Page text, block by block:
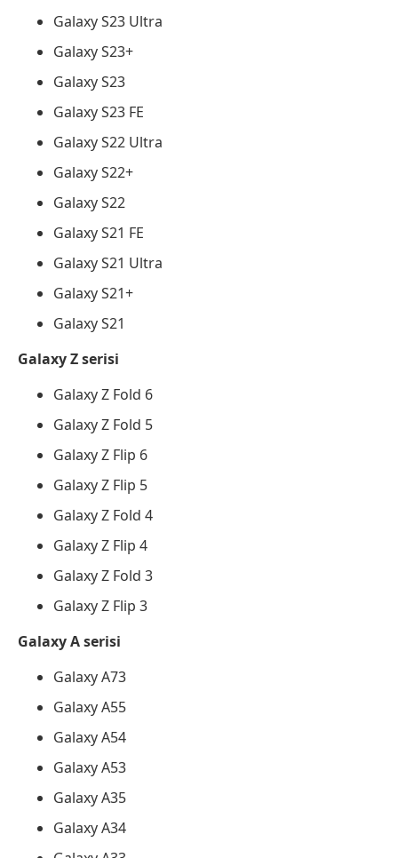
Galaxy S23 Ultra
Galaxy S23+
Galaxy S23
Galaxy S23 FE
Galaxy S22 Ultra
Galaxy S22+
Galaxy S22
Galaxy S21 FE
Galaxy S21 Ultra
Galaxy S21+
Galaxy S21
Galaxy Z serisi
Galaxy Z Fold 6
Galaxy Z Fold 5
Galaxy Z Flip 6
Galaxy Z Flip 5
Galaxy Z Fold 4
Galaxy Z Flip 4
Galaxy Z Fold 3
Galaxy Z Flip 3
Galaxy A serisi
Galaxy A73
Galaxy A55
Galaxy A54
Galaxy A53
Galaxy A35
Galaxy A34